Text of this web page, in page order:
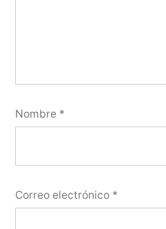
Nombre *
Correo electrónico *